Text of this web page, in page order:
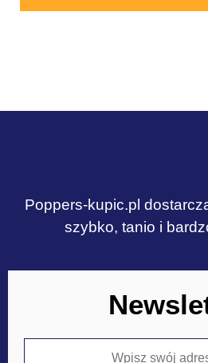
Poppers-kupic.pl
szybko, tanio i